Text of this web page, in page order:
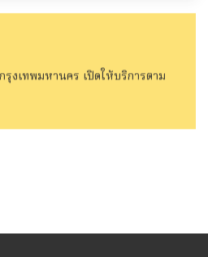
รุงเทพมหานคร เปิดให้บริการตาม